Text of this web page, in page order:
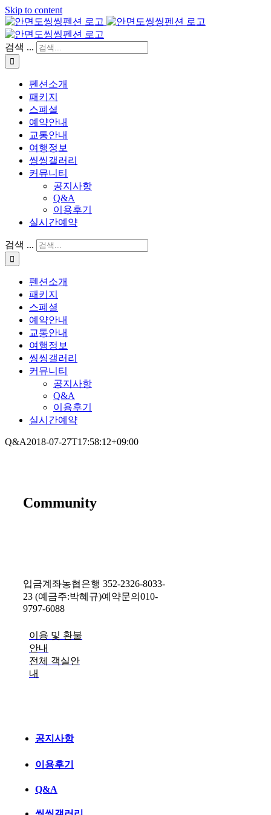
Skip to content
검색 ...
펜션소개
패키지
스폐셜
예약안내
교통안내
여행정보
씽씽갤러리
커뮤니티
공지사항
Q&A
이용후기
실시간예약
검색 ...
펜션소개
패키지
스폐셜
예약안내
교통안내
여행정보
씽씽갤러리
커뮤니티
공지사항
Q&A
이용후기
실시간예약
Q&A2018-07-27T17:58:12+09:00
Community
입금계좌농협은행 352-2326-8033-
23 (예금주:박혜규)예약문의 010-
9797-6088
이용 및 환불
안내
전체 객실안
내
공지사항
이용후기
Q&A